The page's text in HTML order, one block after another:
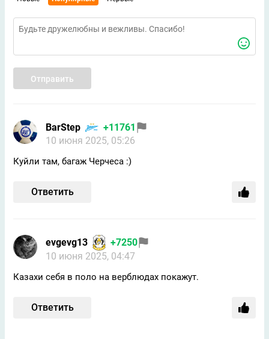
Отправить
BarStep
+11761
10 июня 2025, 05:26
Куйли там, багаж Черчеса :)
Ответить
evgevg13
+7250
10 июня 2025, 04:47
Казахи себя в поло на верблюдах покажут.
Ответить